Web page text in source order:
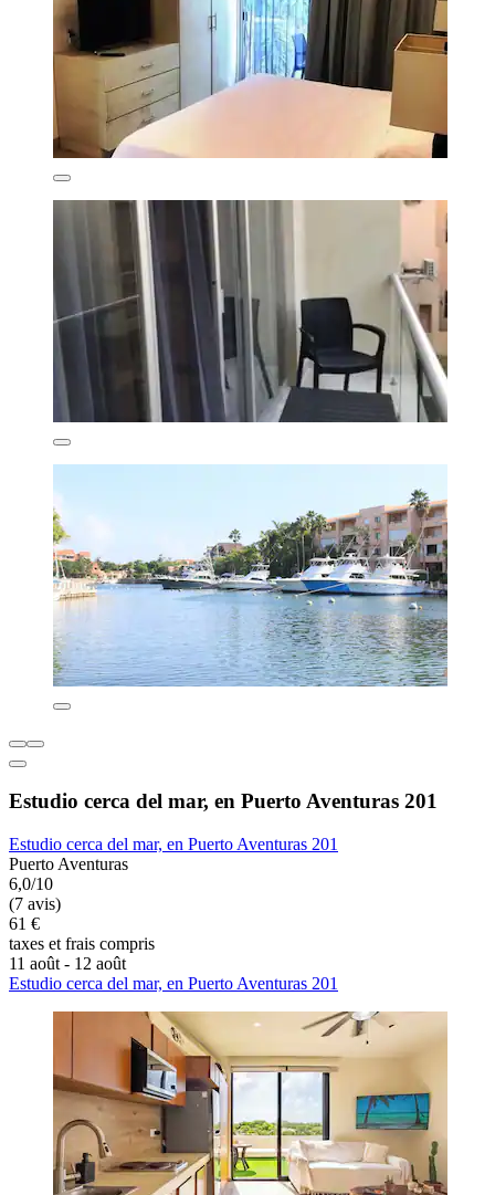
Estudio cerca del mar, en Puerto Aventuras 201
Estudio cerca del mar, en Puerto Aventuras 201
Puerto Aventuras
6,0/10
(7 avis)
61 €
taxes et frais compris
11 août - 12 août
Estudio cerca del mar, en Puerto Aventuras 201